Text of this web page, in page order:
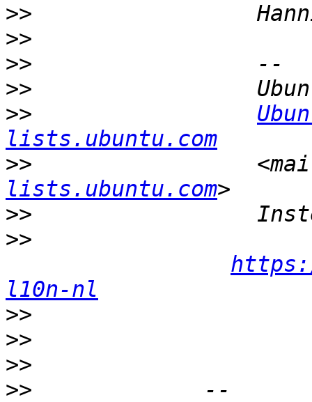
>>
>>
>>
>>
>>
lists.ubuntu.com
>>
lists.ubuntu.com
>>
>>
l10n-nl
>>
>>
>>
>>